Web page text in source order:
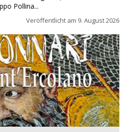
Pollina...
Veröffentlicht am 9. August 2026